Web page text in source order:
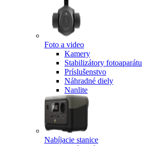
Foto a video
Kamery
Stabilizátory fotoaparátu
Príslušenstvo
Náhradné diely
Nanlite
Nabíjacie stanice